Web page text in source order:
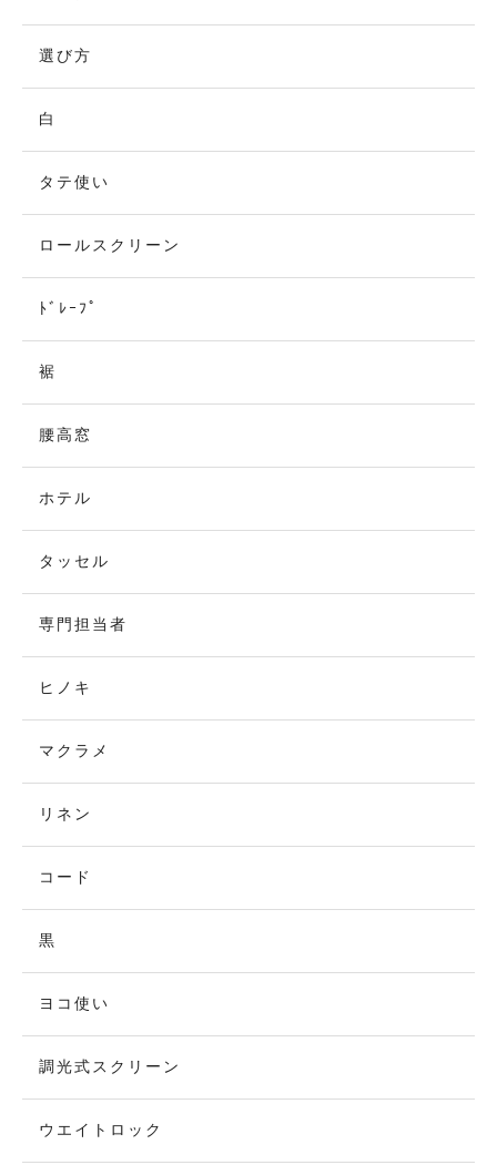
選び方
白
タテ使い
ロールスクリーン
ﾄﾞﾚｰﾌﾟ
裾
腰高窓
ホテル
タッセル
専門担当者
ヒノキ
マクラメ
リネン
コード
黒
ヨコ使い
調光式スクリーン
ウエイトロック